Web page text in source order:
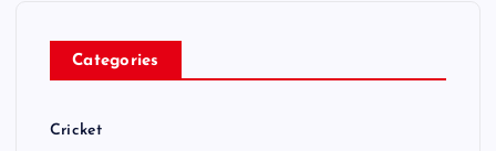
Categories
Cricket